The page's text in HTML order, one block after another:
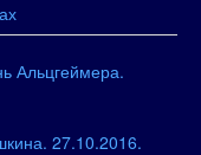
Альцгеймера.
27.10.2016.